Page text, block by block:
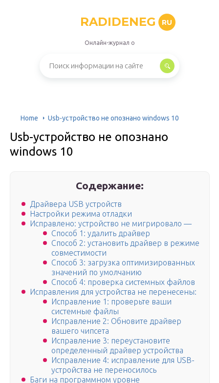
RADIDENEG RU
Онлайн-журнал о
Home Usb-устройство не опознано windows 10
Usb-устройство не опознано
windows 10
Содержание:
Драйвера USB устройств
Настройки режима отладки
Исправлено: устройство не мигрировало —
Способ 1: удалить драйвер
Способ 2: установить драйвер в режиме
совместимости
Способ 3: загрузка оптимизированных
значений по умолчанию
Способ 4: проверка системных файлов
Исправления для устройства не перенесены:
Исправление 1: проверьте ваши
системные файлы
Исправление 2: Обновите драйвер
вашего чипсета
Исправление 3: переустановите
определенный драйвер устройства
Исправление 4: исправление для USB-
устройства не переносилось
Баги на программном уровне